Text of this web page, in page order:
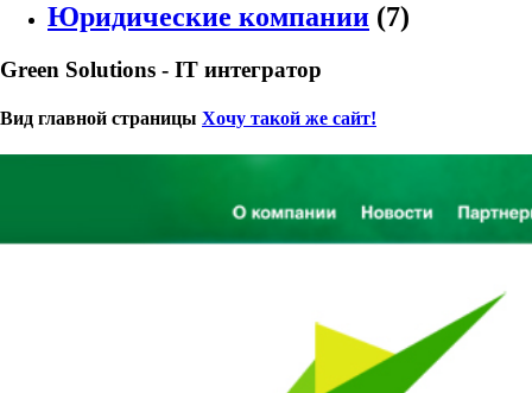
Юридические компании (7)
Green Solutions - IT интегратор
Вид главной страницы Хочу такой же сайт!